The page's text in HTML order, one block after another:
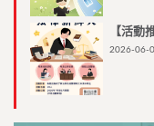
【活動
2026-06-